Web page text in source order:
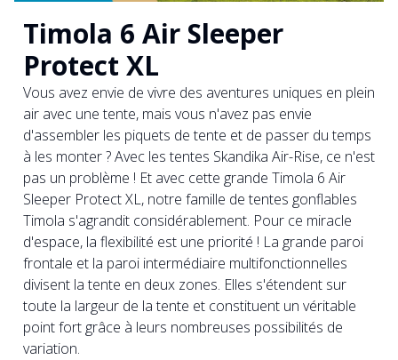
Timola 6 Air Sleeper
Protect XL
Vous avez envie de vivre des aventures uniques en plein
air avec une tente, mais vous n'avez pas envie
d'assembler les piquets de tente et de passer du temps
à les monter ? Avec les tentes Skandika Air-Rise, ce n'est
pas un problème ! Et avec cette grande Timola 6 Air
Sleeper Protect XL, notre famille de tentes gonflables
Timola s'agrandit considérablement. Pour ce miracle
d'espace, la flexibilité est une priorité ! La grande paroi
frontale et la paroi intermédiaire multifonctionnelles
divisent la tente en deux zones. Elles s'étendent sur
toute la largeur de la tente et constituent un véritable
point fort grâce à leurs nombreuses possibilités de
variation.